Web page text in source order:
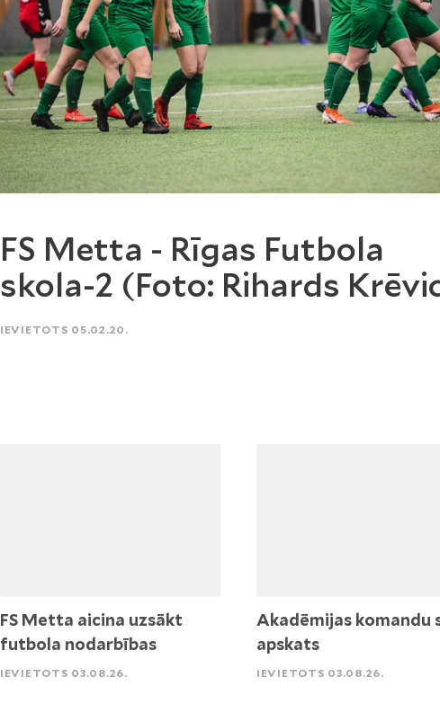
FS Metta - Rīgas Futbola
skola-2 (Foto: Rihards
IEVIETOTS 05.02.20.
FS Metta aicina uzsākt
futbola nodarbības
IEVIETOTS 03.08.26.
Akadēmijas komandu
apskats
IEVIETOTS 03.08.26.